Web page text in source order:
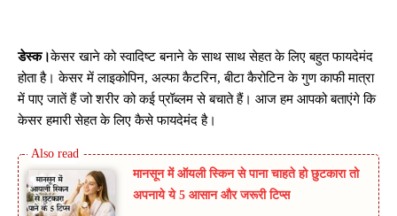
डेस्क।केसर खाने को स्वादिष्ट बनाने के साथ साथ सेहत के लिए बहुत फायदेमंद
होता है। केसर में लाइकोपिन, अल्फा कैटरिन, बीटा कैरोटिन के गुण काफी मात्रा
में पाए जातें हैं जो शरीर को कई प्रॉब्लम से बचाते हैं। आज हम आपको बताएंगे कि
केसर हमारी सेहत के लिए कैसे फायदेमंद है।
मानसून में ऑयली स्किन से पाना चाहते हो छुटकारा तो
अपनाये ये 5 आसान और जरूरी टिप्स